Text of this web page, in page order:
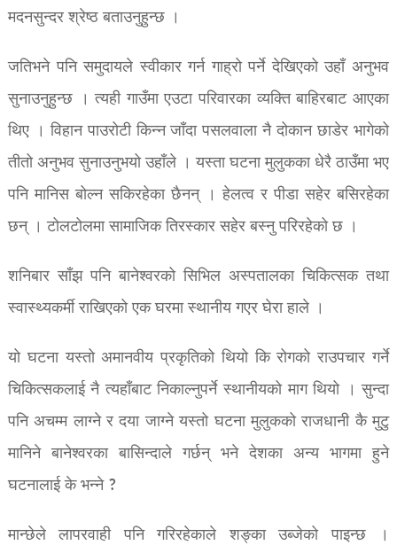
मदनसुन्दर श्रेष्ठ बताउनुहुन्छ ।
जतिभने पनि समुदायले स्वीकार गर्न गाह्रो पर्ने देखिएको उहाँ अनुभव
सुनाउनुहुन्छ । त्यही गाउँमा एउटा परिवारका व्यक्ति बाहिरबाट आएका
थिए । विहान पाउरोटी किन्न जाँदा पसलवाला नै दोकान छाडेर भागेको
तीतो अनुभव सुनाउनुभयो उहाँले । यस्ता घटना मुलुकका धेरै ठाउँमा भए
पनि मानिस बोल्न सकिरहेका छैनन् । हेलत्व र पीडा सहेर बसिरहेका
छन् । टोलटोलमा सामाजिक तिरस्कार सहेर बस्नु परिरहेको छ ।
शनिबार साँझ पनि बानेश्वरको सिभिल अस्पतालका चिकित्सक तथा
स्वास्थ्यकर्मी राखिएको एक घरमा स्थानीय गएर घेरा हाले ।
यो घटना यस्तो अमानवीय प्रकृतिको थियो कि रोगको राउपचार गर्ने
चिकित्सकलाई नै त्यहाँबाट निकाल्नुपर्ने स्थानीयको माग थियो । सुन्दा
पनि अचम्म लाग्ने र दया जाग्ने यस्तो घटना मुलुकको राजधानी कै मुटु
मानिने बानेश्वरका बासिन्दाले गर्छन् भने देशका अन्य भागमा हुने
घटनालाई के भन्ने ?
मान्छेले लापरवाही पनि गरिरहेकाले शङ्का उब्जेको पाइन्छ ।